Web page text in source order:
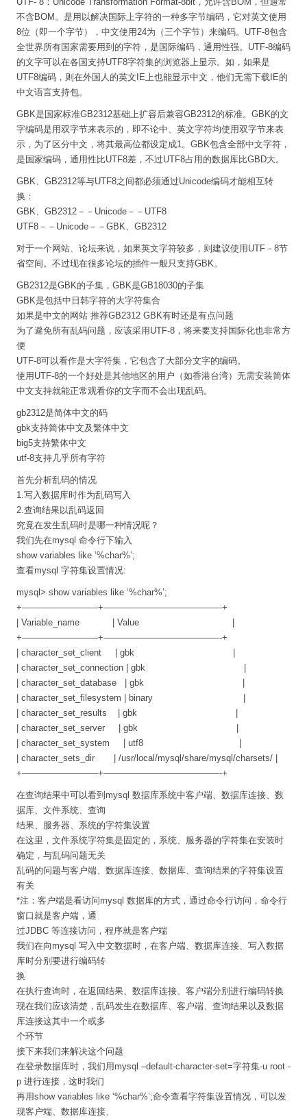
不含BOM。是用以解决国际上字符的一种多字节编码，它对英文使用
8位（即一个字节），中文使用24为（三个字节）来编码。UTF-8包含
全世界所有国家需要用到的字符，是国际编码，通用性强。UTF-8编码
的文字可以在各国支持UTF8字符集的浏览器上显示。如，如果是
UTF8编码，则在外国人的英文IE上也能显示中文，他们无需下载IE的
中文语言支持包。
GBK是国家标准GB2312基础上扩容后兼容GB2312的标准。GBK的文
字编码是用双字节来表示的，即不论中、英文字符均使用双字节来表
示，为了区分中文，将其最高位都设定成1。GBK包含全部中文字符，
是国家编码，通用性比UTF8差，不过UTF8占用的数据库比GBD大。
GBK、GB2312等与UTF8之间都必须通过Unicode编码才能相互转
换：
GBK、GB2312－－Unicode－－UTF8
UTF8－－Unicode－－GBK、GB2312
对于一个网站、论坛来说，如果英文字符较多，则建议使用UTF－8节
省空间。不过现在很多论坛的插件一般只支持GBK。
GB2312是GBK的子集，GBK是GB18030的子集
GBK是包括中日韩字符的大字符集合
如果是中文的网站 推荐GB2312 GBK有时还是有点问题
为了避免所有乱码问题，应该采用UTF-8，将来要支持国际化也非常方
便
UTF-8可以看作是大字符集，它包含了大部分文字的编码。
使用UTF-8的一个好处是其他地区的用户（如香港台湾）无需安装简体
中文支持就能正常观看你的文字而不会出现乱码。
gb2312是简体中文的码
gbk支持简体中文及繁体中文
big5支持繁体中文
utf-8支持几乎所有字符
首先分析乱码的情况
1.写入数据库时作为乱码写入
2.查询结果以乱码返回
究竟在发生乱码时是哪一种情况呢？
我们先在mysql 命令行下输入
show variables like ‘%char%’;
查看mysql 字符集设置情况:
mysql> show variables like ‘%char%’;
+————————–+—————————————-+
| Variable_name | Value |
+————————–+—————————————-+
| character_set_client | gbk |
| character_set_connection | gbk |
| character_set_database | gbk |
| character_set_filesystem | binary |
| character_set_results | gbk |
| character_set_server | gbk |
| character_set_system | utf8 |
| character_sets_dir | /usr/local/mysql/share/mysql/charsets/ |
+————————–+—————————————-+
在查询结果中可以看到mysql 数据库系统中客户端、数据库连接、数
据库、文件系统、查询
结果、服务器、系统的字符集设置
在这里，文件系统字符集是固定的，系统、服务器的字符集在安装时
确定，与乱码问题无关
乱码的问题与客户端、数据库连接、数据库、查询结果的字符集设置
有关
*注：客户端是看访问mysql 数据库的方式，通过命令行访问，命令行
窗口就是客户端，通
过JDBC 等连接访问，程序就是客户端
我们在向mysql 写入中文数据时，在客户端、数据库连接、写入数据
库时分别要进行编码转
换
在执行查询时，在返回结果、数据库连接、客户端分别进行编码转换
现在我们应该清楚，乱码发生在数据库、客户端、查询结果以及数据
库连接这其中一个或多
个环节
接下来我们来解决这个问题
在登录数据库时，我们用mysql –default-character-set=字符集-u root -
p 进行连接，这时我们
再用show variables like ‘%char%’;命令查看字符集设置情况，可以发
现客户端、数据库连接、